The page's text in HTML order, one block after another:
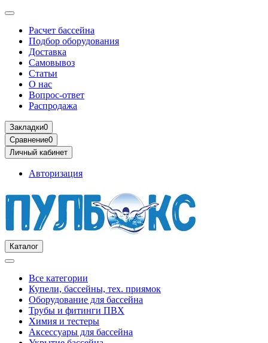
Расчет бассейна
Подбор оборудования
Доставка
Самовывоз
Статьи
О нас
Вопрос-ответ
Распродажа
Закладки0
Сравнение0
Личный кабинет
Авторизация
Каталог
Все категории
Купели, бассейны, тех. приямок
Оборудование для бассейна
Трубы и фитинги ПВХ
Химия и тестеры
Аксессуары для бассейна